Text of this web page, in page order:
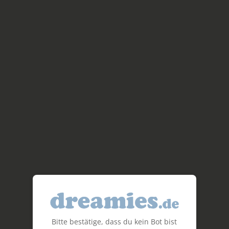
Bitte bestätige, dass du kein Bot bist